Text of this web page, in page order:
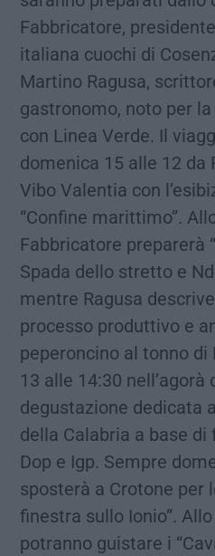
Fabbricatore,
italiana cuochi di
Martino Ragusa,
gastronomo, noto per
con Linea Verde. Il
domenica 15 alle 12 da
Vibo Valentia con
“Confine marittimo”.
Fabbricatore preparerà
Spada dello stretto e
mentre Ragusa
processo produttivo e
peperoncino al tonno di
13 alle 14:30 nell’agorà
degustazione dedicata
della Calabria a base
Dop e Igp. Sempre
sposterà a Crotone per
finestra sullo Ionio”.
potranno guistare i